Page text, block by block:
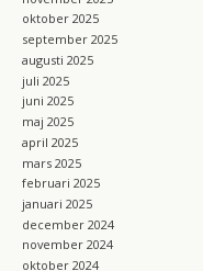
oktober 2025
september 2025
augusti 2025
juli 2025
juni 2025
maj 2025
april 2025
mars 2025
februari 2025
januari 2025
december 2024
november 2024
oktober 2024